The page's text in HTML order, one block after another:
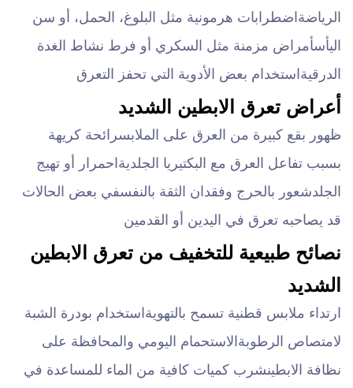
الرياضةاضطرابات هرمونية مثل البلوغ، الحمل، أو سن
اليأسأمراض مزمنة مثل السكري أو فرط نشاط الغدة
الدرقيةاستخدام بعض الأدوية التي تحفز التعرق
أعراض تعرق الابطين الشديد
ظهور بقع كبيرة من العرق على الملابسرائحة كريهة
بسبب تفاعل العرق مع البكتيريا الجلديةاحمرار أو تهيج
الجلدشعور بالحرج وفقدان الثقة بالنفسفي بعض الحالات
قد يصاحبه تعرق في اليدين أو القدمين
نصائح طبيعية للتخفيف من تعرق الابطين
الشديد
ارتداء ملابس قطنية تسمح بالتهويةاستخدام بودرة الشبة
لامتصاص الرطوبةالاستحمام اليومي والمحافظة على
نظافة الابطينشرب كميات كافية من الماء للمساعدة في